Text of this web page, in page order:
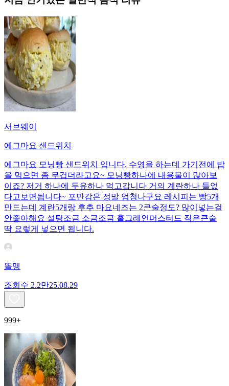
서브웨이
에그마요 샌드위치
에그마요 모닝빵 샌드위치 입니다. 수영을 하는데 가기전에 밥
을 먹으면 좀 무겁더라고요~ 모닝빵하나에 내용물이 많아보
이죠? 저거 하나에 두유하나 먹고갑니다 거의 계란하나 들었
다고보면됩니다~ 포만감은 정말 엄청나구요 레시피는 빵5개
만드는데 계란5개랑 후추 마요네즈는 2큰술정도? 많이넣는걸
안좋아해요 설탕조금 소금조금 홀그레인머스터드 작은큰술
딱 요렇게 넣으면 됩니다.
똘맹
조회수 2.2만25.08.29
999+